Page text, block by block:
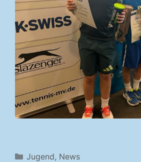
Kategorien
Jugend, News